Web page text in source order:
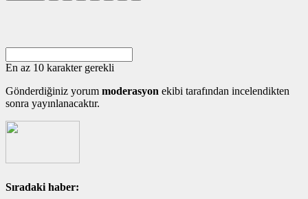
En az 10 karakter gerekli
Gönderdiğiniz yorum moderasyon ekibi tarafından incelendikten
sonra yayınlanacaktır.
Sıradaki haber: